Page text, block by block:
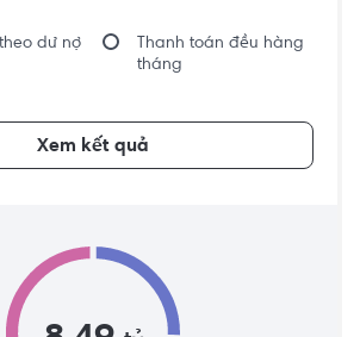
dư nợ
Thanh toán đều hàng
tháng
Xem kết quả